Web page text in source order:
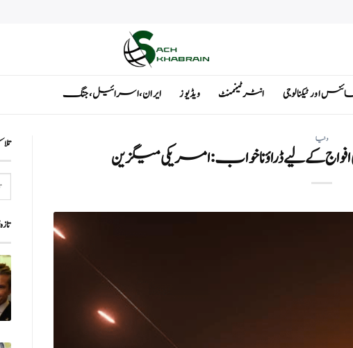
اور ٹیکنالوجی انٹرٹینمنٹ ویڈیوز ایران ، اسرائیل ، جنگ
دنیا
کے لیے ڈراؤنا خواب:امریکی میگزین